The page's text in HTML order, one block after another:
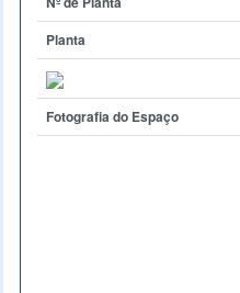
Planta
Fotografia do Espaço